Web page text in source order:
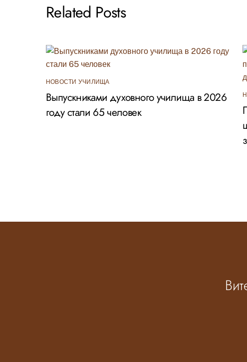
Related Posts
НОВОСТИ УЧИЛИЩА
Выпускниками духовного училища в 2026
году стали 65 человек